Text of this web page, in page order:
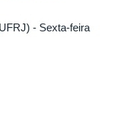
- Sexta-feira